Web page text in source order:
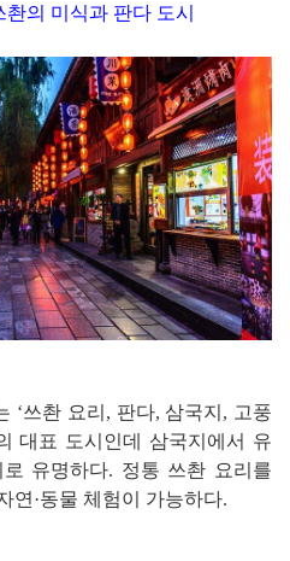
의 미식과 판다 도시
‘쓰촨 요리, 판다, 삼국지, 고풍
대표 도시인데 삼국지에서 유
유명하다. 정통 쓰촨 요리를
연·동물 체험이 가능하다.